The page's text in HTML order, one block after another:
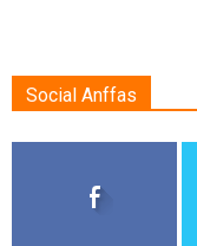
Social Anffas